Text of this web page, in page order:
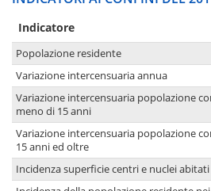
Indicatore
Popolazione residente
Variazione intercensuaria annua
Variazione intercensuaria popolazione
meno di 15 anni
Variazione intercensuaria popolazione
15 anni ed oltre
Incidenza superficie centri e nuclei abitati